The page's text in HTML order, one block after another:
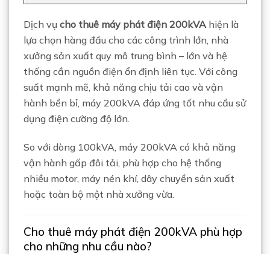
Dịch vụ cho thuê máy phát điện 200kVAhiện là
lựa chọn hàng đầu cho các công trình lớn, nhà
xưởng sản xuất quy mô trung bình – lớn và hệ
thống cần nguồn điện ổn định liên tục. Với công
suất mạnh mẽ, khả năng chịu tải cao và vận
hành bền bỉ, máy 200kVA đáp ứng tốt nhu cầu sử
dụng điện cường độ lớn.
So với dòng 100kVA, máy 200kVA có khả năng
vận hành gấp đôi tải, phù hợp cho hệ thống
nhiều motor, máy nén khí, dây chuyền sản xuất
hoặc toàn bộ một nhà xưởng vừa.
Cho thuê máy phát điện 200kVA phù hợp
cho những nhu cầu nào?